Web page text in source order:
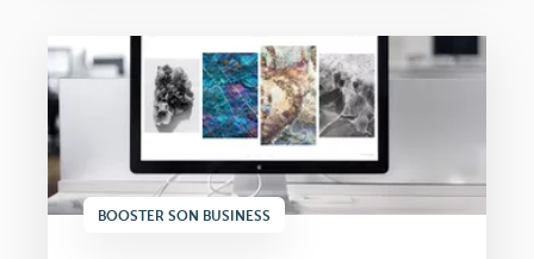
BOOSTER SON BUSINESS